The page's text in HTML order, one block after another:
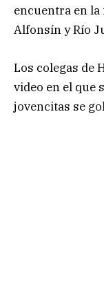
encuentra en
Alfonsín y Río
Los colegas de
video en el que
jovencitas se